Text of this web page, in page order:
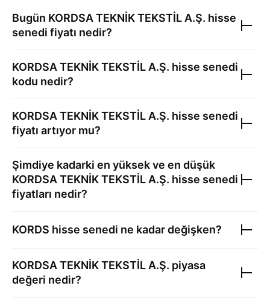
Bugün KORDSA TEKNİK TEKSTİL A.Ş. hisse
senedi fiyatı nedir?
KORDSA TEKNİK TEKSTİL A.Ş. hisse senedi
kodu nedir?
KORDSA TEKNİK TEKSTİL A.Ş. hisse senedi
fiyatı artıyor mu?
Şimdiye kadarki en yüksek ve en düşük
KORDSA TEKNİK TEKSTİL A.Ş. hisse senedi
fiyatları nedir?
KORDS hisse senedi ne kadar değişken?
KORDSA TEKNİK TEKSTİL A.Ş. piyasa
değeri nedir?